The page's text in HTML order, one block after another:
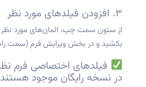
۳. افزودن فیلدهای مورد نظر
از ستون سمت چپ، المان‌های مورد نظر
بکشید و در بخش ویرایش فرم (سمت
فیلدهای اختصاصی فرم
در نسخه رایگان موجود